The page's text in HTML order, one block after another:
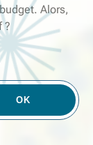
Alors,
?